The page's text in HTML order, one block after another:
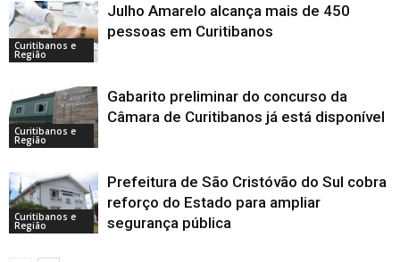
Curitibanos e
Região
Julho Amarelo alcança mais de 450
pessoas em Curitibanos
Curitibanos e
Região
Gabarito preliminar do concurso da
Câmara de Curitibanos já está disponível
Curitibanos e
Região
Prefeitura de São Cristóvão do Sul cobra
reforço do Estado para ampliar
segurança pública